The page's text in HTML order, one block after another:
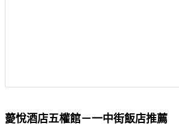
薆悅酒店五權館－一中街飯店推薦